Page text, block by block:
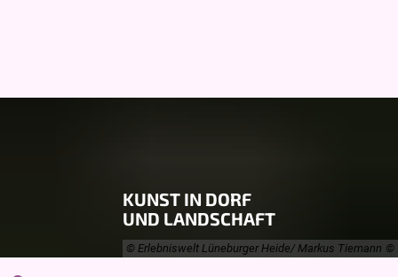
© Erlebniswelt Lüneburger Heide/ Markus Tiemann
KUNST IN DORF
UND LANDSCHAFT